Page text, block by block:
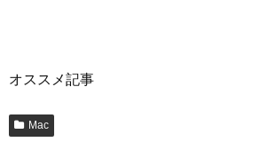
オススメ記事
Mac